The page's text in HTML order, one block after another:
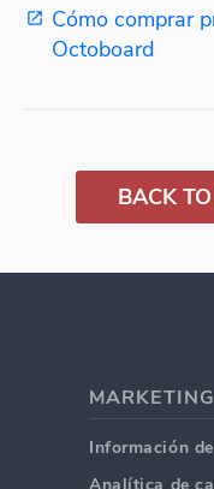
Cómo comprar
Octoboard
BACK
Información